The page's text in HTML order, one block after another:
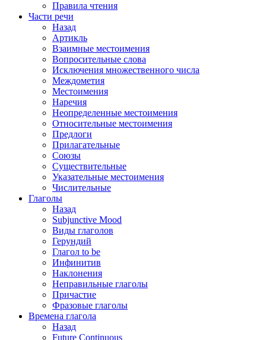
Правила чтения
Части речи
Назад
Артикль
Взаимные местоимения
Вопросительные слова
Исключения множественного числа
Междометия
Местоимения
Наречия
Неопределенные местоимения
Относительные местоимения
Предлоги
Прилагательные
Союзы
Существительные
Указательные местоимения
Числительные
Глаголы
Назад
Subjunctive Mood
Виды глаголов
Герундий
Глагол to be
Инфинитив
Наклонения
Неправильные глаголы
Причастие
Фразовые глаголы
Времена глагола
Назад
Future Continuous